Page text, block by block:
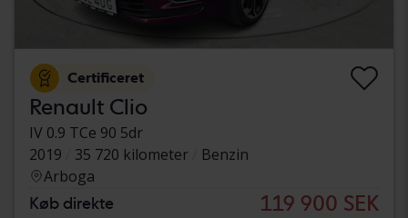
Certificeret
Renault Clio
IV 0.9 TCe 90 5dr
2019
35 720 kilometer
Benzin
Arboga
Køb direkte 119 900 SEK